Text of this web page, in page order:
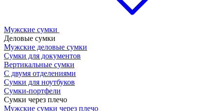
Мужские сумки
Деловые сумки
Мужские деловые сумки
Сумки для документов
Вертикальные сумки
С двумя отделениями
Сумки для ноутбуков
Сумки-портфели
Сумки через плечо
Мужские сумки через плечо